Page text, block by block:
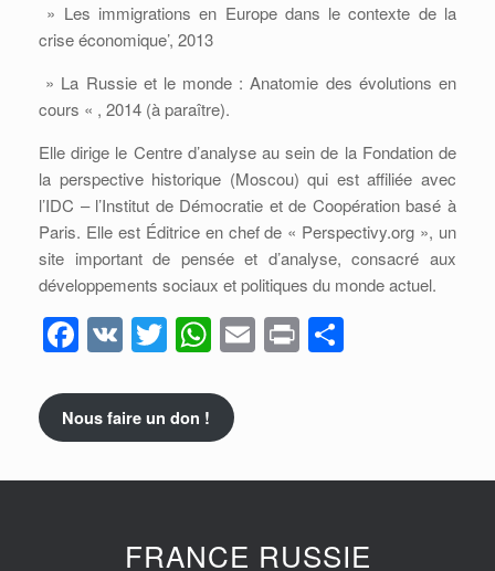
» Les immigrations en Europe dans le contexte de la
crise économique’, 2013
» La Russie et le monde : Anatomie des évolutions en
cours « , 2014 (à paraître).
Elle dirige le Centre d’analyse au sein de la Fondation de
la perspective historique (Moscou) qui est affiliée avec
l’IDC – l’Institut de Démocratie et de Coopération basé à
Paris. Elle est Éditrice en chef de « Perspectivy.org », un
site important de pensée et d’analyse, consacré aux
développements sociaux et politiques du monde actuel.
F
a
c
e
b
V
K
T
wi
tt
er
W
h
at
s
A
p
E
m
Pr
in
er
Nous faire un don !
FRANCE RUSSIE